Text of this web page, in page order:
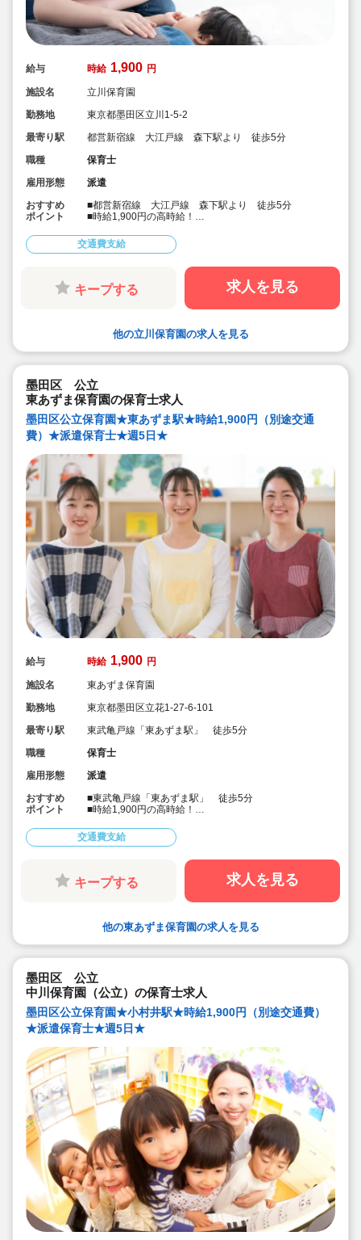
給与 時給 1,900 円
施設名
立川保育園
勤務地
東京都墨田区立川1-5-2
最寄り駅
都営新宿線 大江戸線 森下駅より 徒歩5分
職種
保育士
雇用形態
派遣
おすすめ
ポイント
■都営新宿線 大江戸線 森下駅より 徒歩5分
■時給1,900円の高時給！
■人気の公立保育園求人です！
■社会保険完備・皆勤手当制度もあります！
交通費支給
キープする 求人を見る
他の立川保育園の求人を見る
墨田区 公立
東あずま保育園の保育士求人
墨田区公立保育園★東あずま駅★時給1,900円（別途交通
費）★派遣保育士★週5日★
給与 時給 1,900 円
施設名
東あずま保育園
勤務地
東京都墨田区立花1-27-6-101
最寄り駅
東武亀戸線「東あずま駅」 徒歩5分
職種
保育士
雇用形態
派遣
おすすめ
ポイント
■東武亀戸線「東あずま駅」 徒歩5分
■時給1,900円の高時給！
■人気の公立保育園求人です！
■社会保険完備・皆勤手当制度もあります！
交通費支給
キープする 求人を見る
他の東あずま保育園の求人を見る
墨田区 公立
中川保育園（公立）の保育士求人
墨田区公立保育園★小村井駅★時給1,900円（別途交通費）
★派遣保育士★週5日★